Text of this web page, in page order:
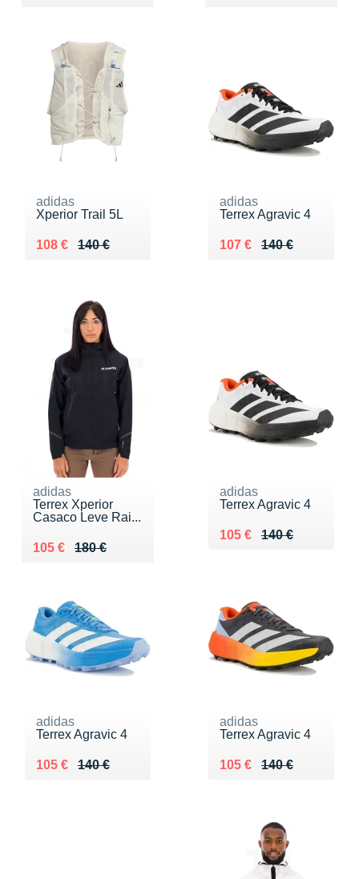
adidas
Xperior Trail 5L
140 €
Au lieu de 140 €
108 €
Vendu 108 €
adidas
Terrex Agravic 4
140 €
Au lieu de 140 €
107 €
Vendu 107 €
adidas
Terrex Xperior
Casaco Leve Rai...
180 €
Au lieu de 180 €
105 €
Vendu 105 €
adidas
Terrex Agravic 4
140 €
Au lieu de 140 €
105 €
Vendu 105 €
adidas
Terrex Agravic 4
140 €
Au lieu de 140 €
105 €
Vendu 105 €
adidas
Terrex Agravic 4
140 €
Au lieu de 140 €
105 €
Vendu 105 €